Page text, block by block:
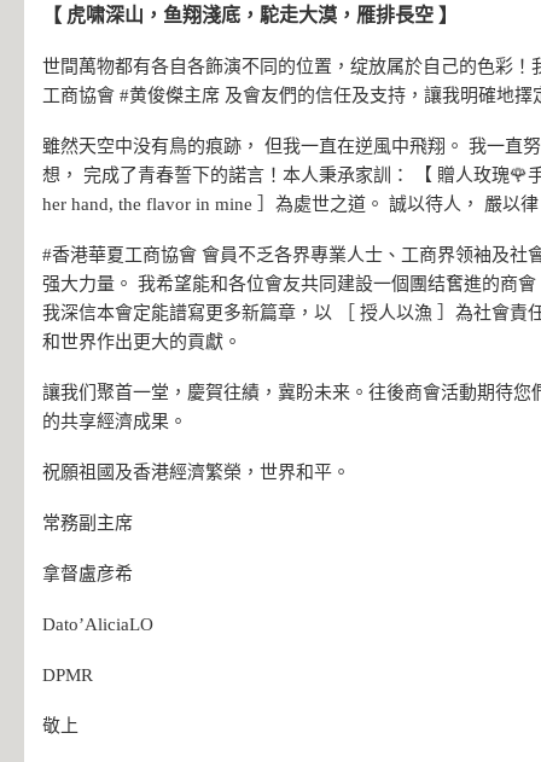
【 虎啸深山，鱼翔淺底，駝走大漠，雁排長空 】
世間萬物都有各自各飾演不同的位置，绽放属於自己的色彩！
工商協會 #黄俊𠎀主席 及會友們的信任及支持，讓我明確地擇
雖然天空中没有鳥的痕跡， 但我一直在逆風中飛翔。 我一直
想， 完成了青春誓下的諾言！本人秉𠄘家訓： 【 贈人玫瑰🌹
her hand, the flavor in mine ］為處世之道。 誠以待人， 嚴以
#香港華夏工商協會 會員不乏各界專業人士、工商界领袖及社
强大力量。 我希望能和各位會友共同建設一個團结𡚒進的商
我深信本會定能譜寫更多新篇章，以 ［ 授人以漁 ］為社會責
和世界作出更大的貢獻。
讓我们聚首一堂，慶賀往績，冀盼未来。往後商會活動期待您
的共享經濟成果。
祝願祖國及香港經濟繁榮，世界和平。
常務副主席
拿督盧彦希
Dato’AliciaLO
DPMR
敬上